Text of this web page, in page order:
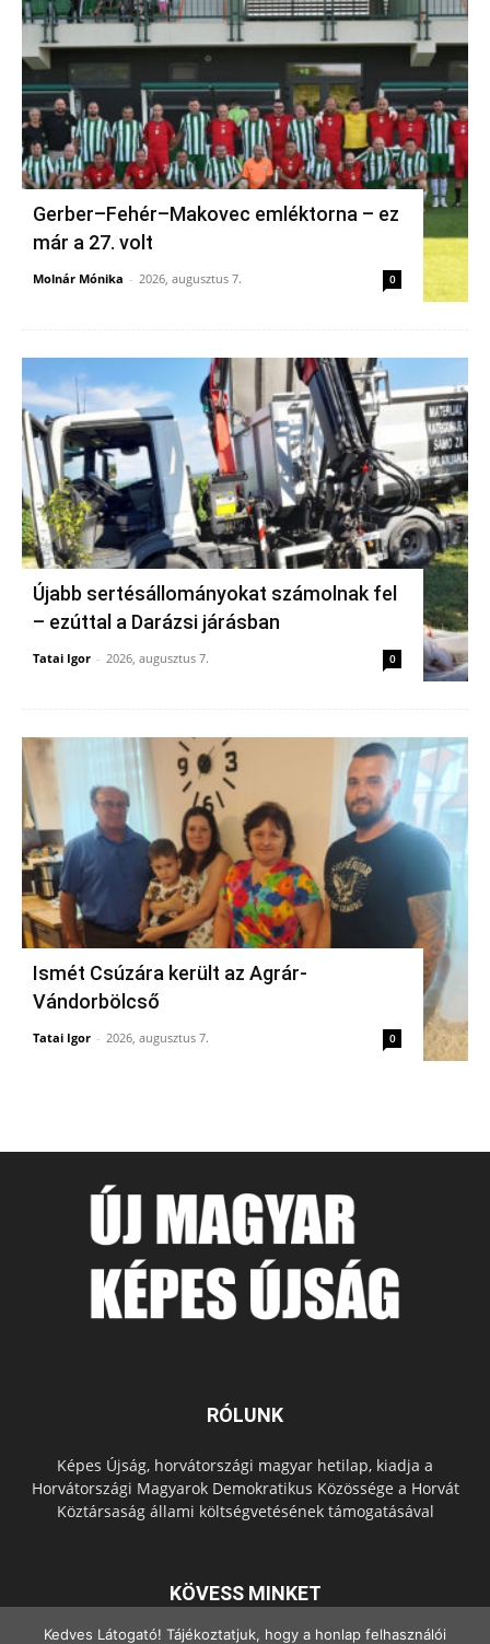
Gerber–Fehér–Makovec emléktorna – ez
már a 27. volt
Molnár Mónika - 2026, augusztus 7. 0
Újabb sertésállományokat számolnak fel
– ezúttal a Darázsi járásban
Tatai Igor - 2026, augusztus 7. 0
Ismét Csúzára került az Agrár-
Vándorbölcső
Tatai Igor - 2026, augusztus 7. 0
RÓLUNK
Képes Újság, horvátországi magyar hetilap, kiadja a
Horvátországi Magyarok Demokratikus Közössége a Horvát
Köztársaság állami költségvetésének támogatásával
KÖVESS MINKET
Kedves Látogató! Tájékoztatjuk, hogy a honlap felhasználói